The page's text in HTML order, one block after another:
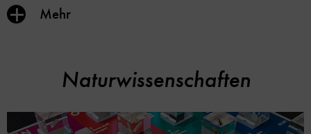
Inhalt
anzeigen/verbergen
Mehr
Naturwissenschaften